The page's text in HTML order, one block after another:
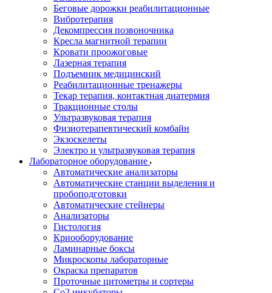
Беговые дорожки реабилитационные
Вибротерапия
Декомпрессия позвоночника
Кресла магнитной терапии
Кровати проожоговые
Лазерная терапия
Подъемник медицинский
Реабилитационные тренажеры
Текар терапия, контактная диатермия
Тракционные столы
Ультразвуковая терапия
Физиотерапевтический комбайн
Экзоскелеты
Электро и ультразвуковая терапия
Лабораторное оборудование
Автоматические анализаторы
Автоматические станции выделения и
пробоподготовки
Автоматические стейнеры
Анализаторы
Гистология
Криооборудование
Ламинарные боксы
Микроскопы лабораторные
Окраска препаратов
Проточные цитометры и сортеры